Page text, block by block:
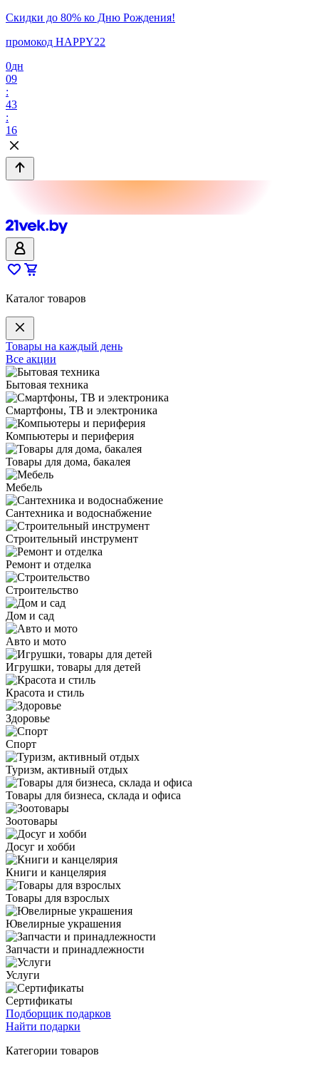
Скидки до 80% ко Дню Рождения!
промокод HAPPY22
0дн
09
:
43
:
16
Каталог товаров
Товары на каждый день
Все акции
Бытовая техника
Смартфоны, ТВ и электроника
Компьютеры и периферия
Товары для дома, бакалея
Мебель
Сантехника и водоснабжение
Строительный инструмент
Ремонт и отделка
Строительство
Дом и сад
Авто и мото
Игрушки, товары для детей
Красота и стиль
Здоровье
Спорт
Туризм, активный отдых
Товары для бизнеса, склада и офиса
Зоотовары
Досуг и хобби
Книги и канцелярия
Товары для взрослых
Ювелирные украшения
Запчасти и принадлежности
Услуги
Сертификаты
Подборщик подарков
Найти подарки
Категории товаров